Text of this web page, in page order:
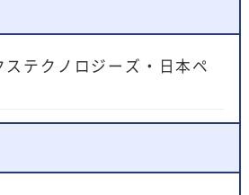
テクノロジーズ・日本ペ